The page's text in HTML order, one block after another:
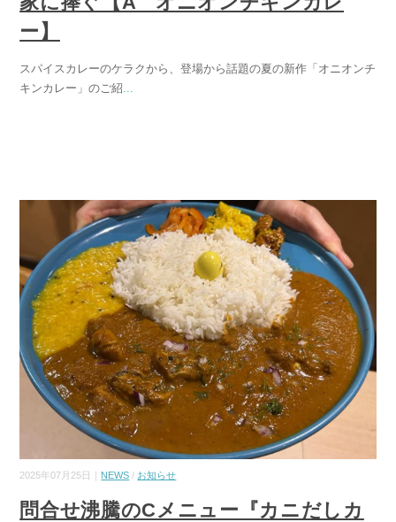
ー】
スパイスカレーのケラクから、登場から話題の夏の新作「オニオンチ
キンカレー」のご紹
2025年07月25日｜ NEWS / お知らせ
問合せ沸騰のCメニュー『カニだしカ